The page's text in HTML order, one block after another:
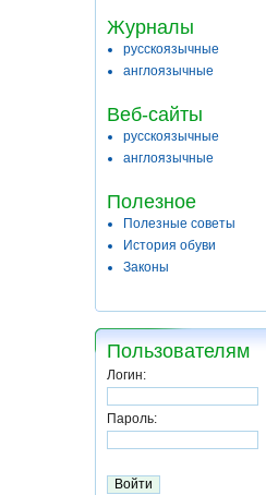
Журналы
русскоязычные
англоязычные
Веб-сайты
русскоязычные
англоязычные
Полезное
Полезные советы
История обуви
Законы
Пользователям
Логин:
Пароль: